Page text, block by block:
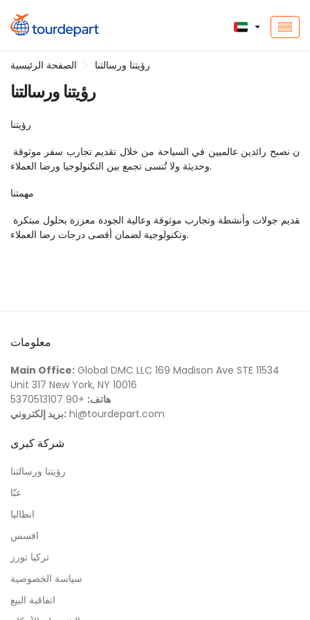
الصفحة الرئيسية رؤيتنا ورسالتنا
رؤيتنا ورسالتنا
رؤيتنا
وحديثة ولا تُنسى تجمع بين التكنولوجيا ورضا العملاء.
مهمتنا
وتكنولوجية لضمان أقصى درجات رضا العملاء.
معلومات
Main Office: Global DMC LLC 169 Madison Ave STE 11534
Unit 317 New York, NY 10016
هاتف: +90 5370513107
بريد إلكتروني: hi@tourdepart.com
شركة كبرى
رؤيتنا ورسالتنا
عنّا
انطاليا
افسس
تركيا تورز
سياسة الخصوصية
اتفاقية البيع